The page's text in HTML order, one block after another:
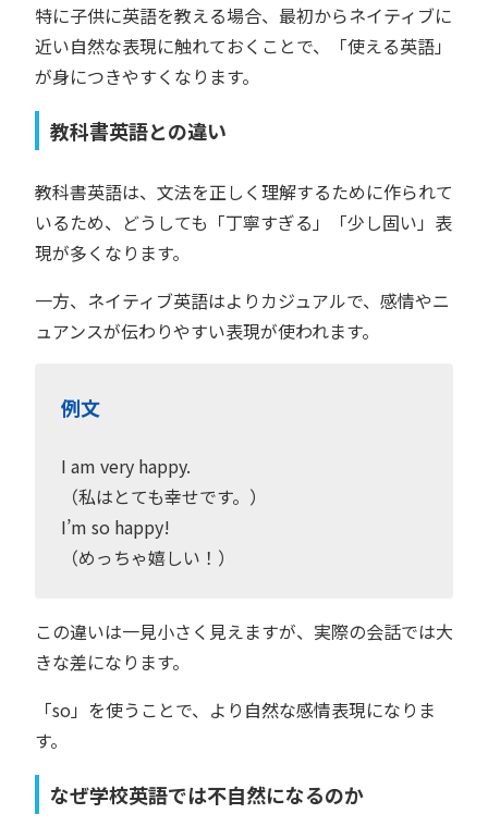
特に子供に英語を教える場合、最初からネイティブに
近い自然な表現に触れておくことで、「使える英語」
が身につきやすくなります。
教科書英語との違い
教科書英語は、文法を正しく理解するために作られて
いるため、どうしても「丁寧すぎる」「少し固い」表
現が多くなります。
一方、ネイティブ英語はよりカジュアルで、感情やニ
ュアンスが伝わりやすい表現が使われます。
例文
I am very happy.
（私はとても幸せです。）
I’m so happy!
（めっちゃ嬉しい！）
この違いは一見小さく見えますが、実際の会話では大
きな差になります。
「so」を使うことで、より自然な感情表現になりま
す。
なぜ学校英語では不自然になるのか